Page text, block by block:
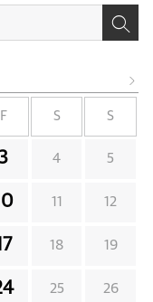
F S S
4 5
11 12
18 19
25 26